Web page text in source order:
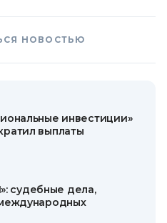
НОВОСТЬЮ
инвестиции»
выплаты
судебные дела,